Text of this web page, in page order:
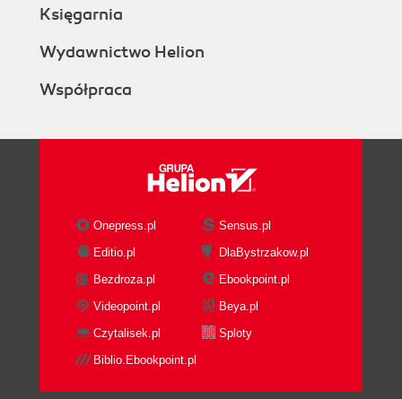
Księgarnia
Wydawnictwo Helion
Współpraca
Onepress.pl
Sensus.pl
Editio.pl
DlaBystrzakow.pl
Bezdroza.pl
Ebookpoint.pl
Videopoint.pl
Beya.pl
Czytalisek.pl
Sploty
Biblio.Ebookpoint.pl